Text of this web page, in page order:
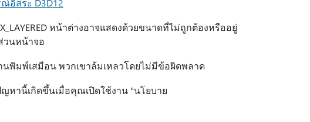
อิสระ D3D12
หน้าต่างอาจแสดงด้วยขนาดที่ไม่ถูกต้องหรืออยู่
วนหน้าจอ
พิมพ์เสมือน พวกเขาล้มเหลวโดยไม่มีข้อผิดพลาด
หานี้เกิดขึ้นเมื่อคุณเปิดใช้งาน "นโยบาย